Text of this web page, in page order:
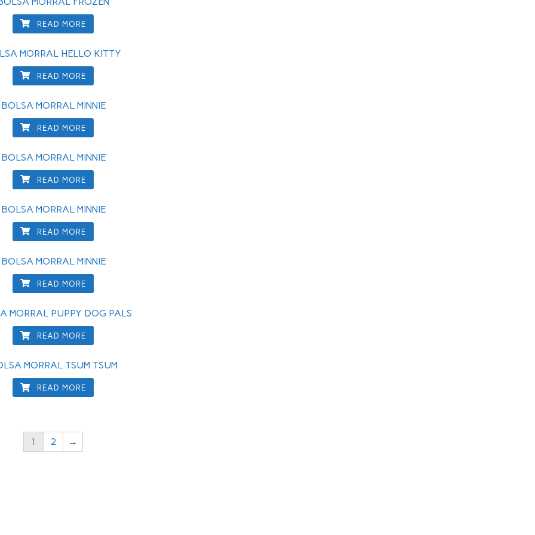
READ MORE
MORRAL HELLO KITTY
READ MORE
BOLSA MORRAL MINNIE
READ MORE
BOLSA MORRAL MINNIE
READ MORE
BOLSA MORRAL MINNIE
READ MORE
BOLSA MORRAL MINNIE
READ MORE
MORRAL PUPPY DOG PALS
READ MORE
MORRAL TSUM TSUM
READ MORE
1 2 →